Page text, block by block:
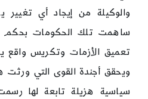
والوكيلة من إيجاد أي
ساهمت تلك الحكومات بحكم
تعميق الأزمات وتكريس واقع
ويحقق أجندة القوى التي ورثت
سياسية هزيلة تابعة لها